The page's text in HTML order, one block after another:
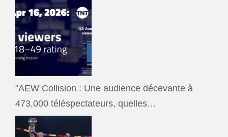
"AEW Collision : Une audience décevante à
473,000 téléspectateurs, quelles…